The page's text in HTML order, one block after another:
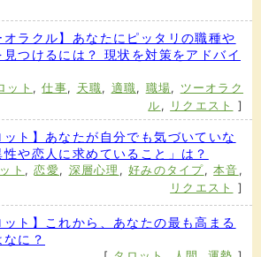
オラクル】あなたにピッタリの職種や
見つけるには？ 現状を対策をアドバイ
ット ,仕事, 天職, 適職, 職場, ツーオラク
ル , リクエスト ]
ット】あなたが自分でも気づいていな
性や恋人に求めていること」は？
ト ,恋愛, 深層心理 ,好みのタイプ,本音 ,
リクエスト
]
ット】これから、あなたの最も高まる
に？